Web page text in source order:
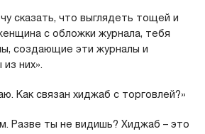
сказать, что выглядеть тощей и
с обложки журнала, тебя
создающие эти журналы и
них».
Как связан хиджаб с торговлей?»
Разве ты не видишь? Хиджаб – это